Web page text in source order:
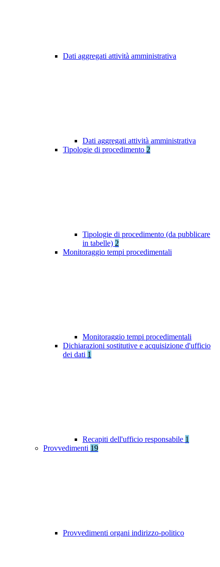
Dati aggregati attività amministrativa
Dati aggregati attività amministrativa
Tipologie di procedimento 2
Tipologie di procedimento (da pubblicare
in tabelle) 2
Monitoraggio tempi procedimentali
Monitoraggio tempi procedimentali
Dichiarazioni sostitutive e acquisizione d'ufficio
dei dati 1
Recapiti dell'ufficio responsabile 1
Provvedimenti 19
Provvedimenti organi indirizzo-politico